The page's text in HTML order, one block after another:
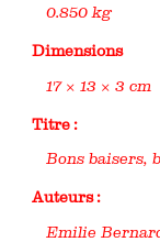
0.850 kg
Dimensions
17 × 13 × 3 cm
Titre :
Bons baisers,
Auteurs :
Emilie